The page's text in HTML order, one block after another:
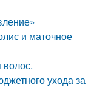
и маточное
ухода за